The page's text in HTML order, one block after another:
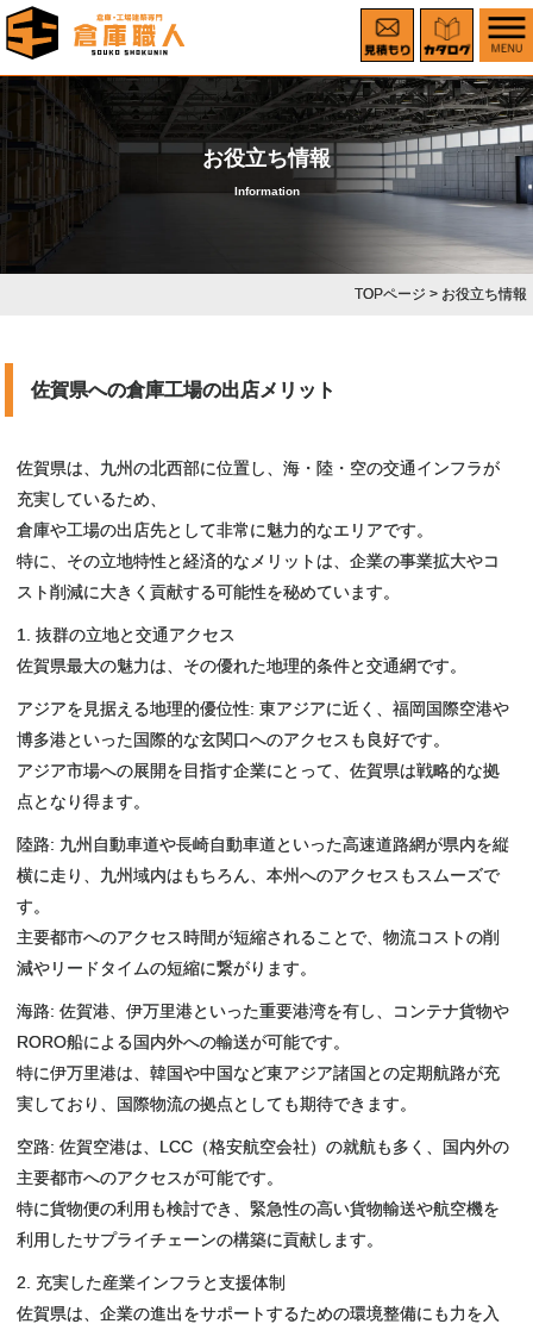
お役立ち情報
Information
TOPページ > お役立ち情報
佐賀県への倉庫工場の出店メリット
佐賀県は、九州の北西部に位置し、海・陸・空の交通インフラが
充実しているため、
倉庫や工場の出店先として非常に魅力的なエリアです。
特に、その立地特性と経済的なメリットは、企業の事業拡大やコ
スト削減に大きく貢献する可能性を秘めています。
1. 抜群の立地と交通アクセス
佐賀県最大の魅力は、その優れた地理的条件と交通網です。
アジアを見据える地理的優位性: 東アジアに近く、福岡国際空港や
博多港といった国際的な玄関口へのアクセスも良好です。
アジア市場への展開を目指す企業にとって、佐賀県は戦略的な拠
点となり得ます。
陸路: 九州自動車道や長崎自動車道といった高速道路網が県内を縦
横に走り、九州域内はもちろん、本州へのアクセスもスムーズで
す。
主要都市へのアクセス時間が短縮されることで、物流コストの削
減やリードタイムの短縮に繋がります。
海路: 佐賀港、伊万里港といった重要港湾を有し、コンテナ貨物や
RORO船による国内外への輸送が可能です。
特に伊万里港は、韓国や中国など東アジア諸国との定期航路が充
実しており、国際物流の拠点としても期待できます。
空路: 佐賀空港は、LCC（格安航空会社）の就航も多く、国内外の
主要都市へのアクセスが可能です。
特に貨物便の利用も検討でき、緊急性の高い貨物輸送や航空機を
利用したサプライチェーンの構築に貢献します。
2. 充実した産業インフラと支援体制
佐賀県は、企業の進出をサポートするための環境整備にも力を入